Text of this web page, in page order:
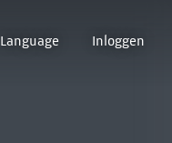
Language Inloggen